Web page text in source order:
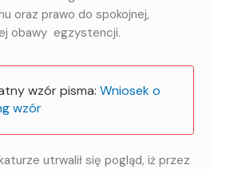
oraz prawo do spokojnej,
obawy egzystencji.
wzór pisma: Wniosek o
wzór
utrwalił się pogląd, iż przez